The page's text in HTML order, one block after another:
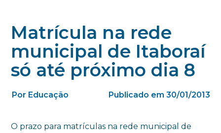
Matrícula na rede
municipal de Itaboraí
só até próximo dia 8
Por Educação Publicado em 30/01/2013
O prazo para matrículas na rede municipal de